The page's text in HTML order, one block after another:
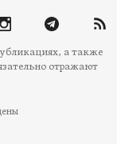
а также
отражают